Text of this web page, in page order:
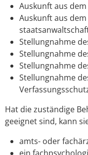
Auskunft aus
Auskunft aus
Stellungnahme
Stellungnahme
Stellungnahme
Stellungnahme
Hat die zuständige
geeignet sind, kann
amts- oder